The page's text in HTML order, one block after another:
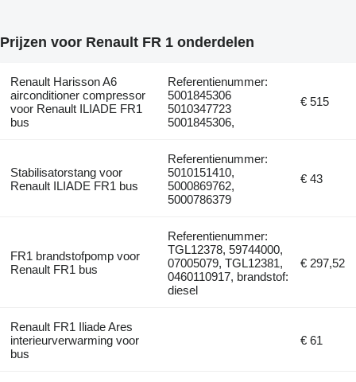
Prijzen voor Renault FR 1 onderdelen
Renault Harisson A6
airconditioner compressor
voor Renault ILIADE FR1
bus
Referentienummer:
5001845306
5010347723
5001845306,
€ 515
Stabilisatorstang voor
Renault ILIADE FR1 bus
Referentienummer:
5010151410,
5000869762,
5000786379
€ 43
FR1 brandstofpomp voor
Renault FR1 bus
Referentienummer:
TGL12378, 59744000,
07005079, TGL12381,
0460110917, brandstof:
diesel
€ 297,52
Renault FR1 Iliade Ares
interieurverwarming voor
bus
€ 61